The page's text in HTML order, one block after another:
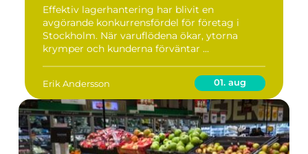
i logistiken
Effektiv lagerhantering har blivit en
avgörande konkurrensfördel för företag i
Stockholm. När varuflödena ökar, ytorna
krymper och kunderna förväntar ...
Erik Andersson 01. aug